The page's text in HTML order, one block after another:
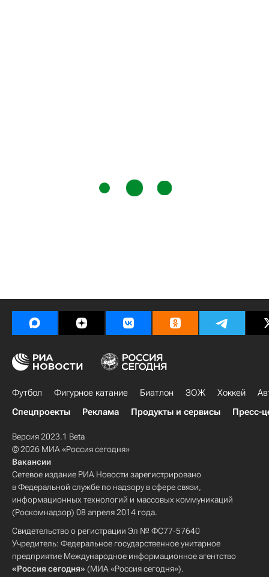
Футбол Фигурное катание Биатлон ЗОЖ Хоккей
Спецпроекты
Реклама Продукты и сервисы Пресс-
Версия 2023.1 Beta
© 2026 МИА «Россия сегодня»
Вакансии
Сетевое издание РИА Новости зарегистрировано
в Федеральной службе по надзору в сфере связи,
информационных технологий и массовых коммуникаций
(Роскомнадзор) 08 апреля 2014 года.
Свидетельство о регистрации Эл № ФС77-57640
Учредитель: Федеральное государственное унитарное
предприятие Международное информационное агентство
«Россия сегодня» (МИА «Россия сегодня»).